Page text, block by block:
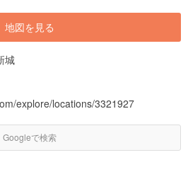
地図を見る
城
explore/locations/3321927
Googleで検索